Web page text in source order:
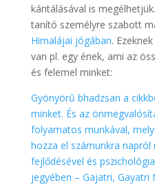
kántálásával is
tanító személyre szabott
Himalájai jógában.
van pl. egy ének, ami az
és felemel minket:
Gyönyörű bhadzsan a
minket. És az
folyamatos munkával,
hozza el számunkra
fejlődésével és
jegyében – Gajatri,